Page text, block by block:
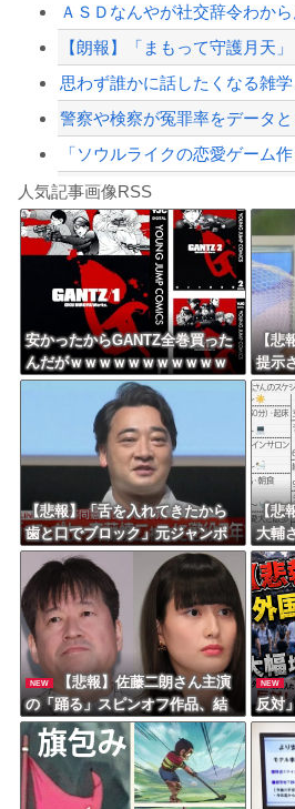
ＡＳＤなんやが社交辞令わか
思わず誰かに話したくなる雑
【AI悲報】スマホ端末、平均価
8/4のニュース
更新中止のお知らせ
人気記事画像RSS
安かったからGANTZ全巻買った
んだがｗｗｗｗｗｗｗｗｗｗｗ
ｗｗ
【悲
提示
ｗｗ
【悲報】「舌を入れてきたから
歯と口でブロック」元ジャンポ
ケ斉藤の不同意性交公判
【悲
大輔
たｗ
ｗｗ
NEW
【悲報】佐藤二朗さん主演
の「踊る」スピンオフ作品、結
局撮影中止が決定ｗｗｗｗｗｗ
ｗｗｗ
NEW
反対
ｗｗ